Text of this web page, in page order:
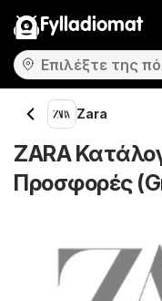
Fylladiomat
Zara
ZARA
Προσφορές